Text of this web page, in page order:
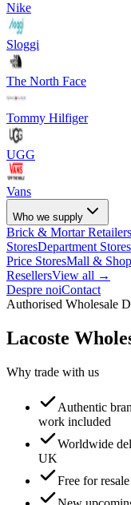
Nike
Sloggi
The North Face
Tommy Hilfiger
UGG
Vans
Who we supply
Brick & Mortar Retailers
StoresDepartment Stores
Price StoresMall &
ResellersView all →
Despre noiContact
Authorised Wholesale
Lacoste
Why trade with us
Authentic
work included
Worldwide
UK
Free for